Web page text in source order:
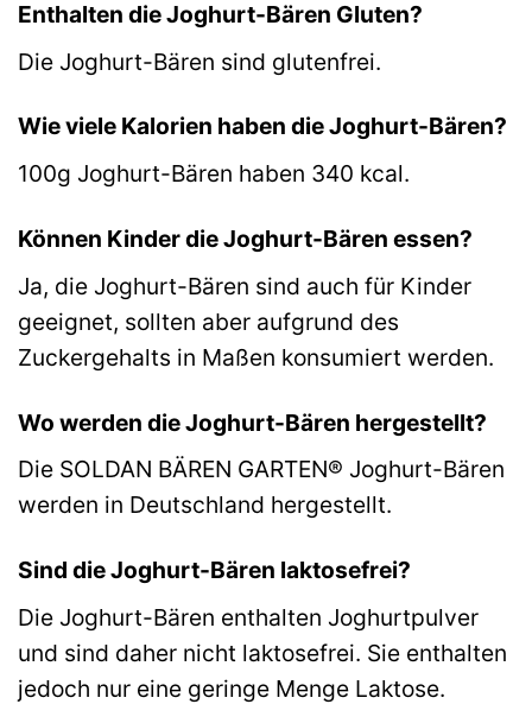
Enthalten die Joghurt-Bären Gluten?
Die Joghurt-Bären sind glutenfrei.
Wie viele Kalorien haben die Joghurt-Bären?
100g Joghurt-Bären haben 340 kcal.
Können Kinder die Joghurt-Bären essen?
Ja, die Joghurt-Bären sind auch für Kinder
geeignet, sollten aber aufgrund des
Zuckergehalts in Maßen konsumiert werden.
Wo werden die Joghurt-Bären hergestellt?
Die SOLDAN BÄREN GARTEN® Joghurt-Bären
werden in Deutschland hergestellt.
Sind die Joghurt-Bären laktosefrei?
Die Joghurt-Bären enthalten Joghurtpulver
und sind daher nicht laktosefrei. Sie enthalten
jedoch nur eine geringe Menge Laktose.